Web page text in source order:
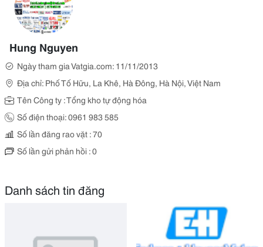
Hung Nguyen
Ngày tham gia Vatgia.com: 11/11/2013
Địa chỉ: Phố Tố Hữu, La Khê, Hà Đông, Hà Nội, Việt Nam
Tên Công ty : Tổng kho tự động hóa
Số điện thoại: 0961 983 585
Số lần đăng rao vặt : 70
Số lần gửi phản hồi : 0
Danh sách tin đăng